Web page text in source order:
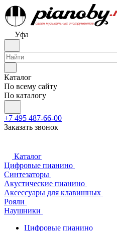
Уфа
Каталог
По всему сайту
По каталогу
+7 495 487-66-00
Заказать звонок
Каталог
Цифровые пианино
Синтезаторы
Акустические пианино
Аксессуары для клавишных
Рояли
Наушники
Цифровые пианино